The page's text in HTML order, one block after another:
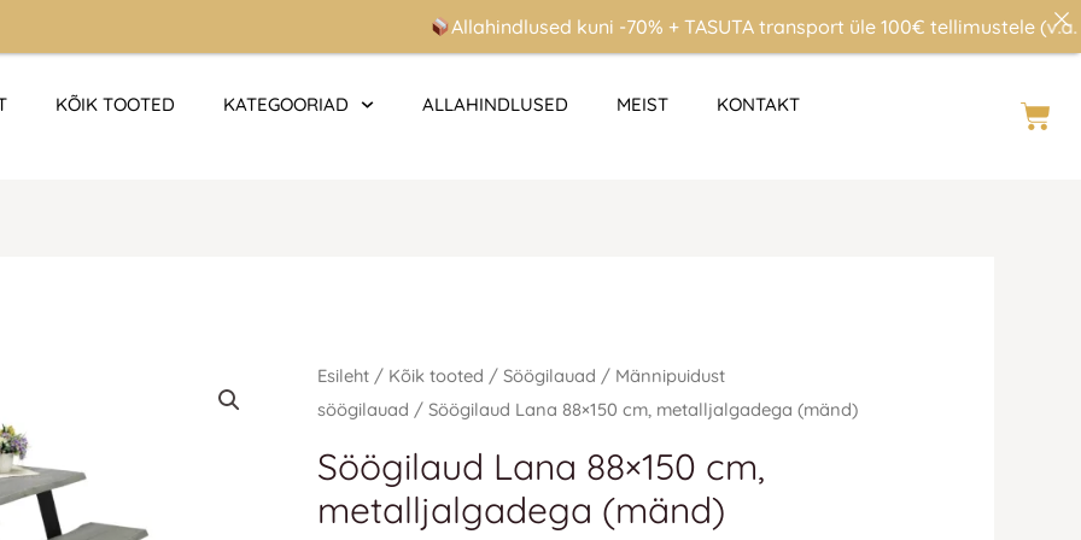
KÕIK TOOTED KATEGOORIAD ALLAHINDLUSED MEIST KONTAKT Cart
Esileht / Kõik tooted /Söögilauad / Männipuidust
söögilauad / Söögilaud Lana 88×150 cm, metalljalgadega (mänd)
Söögilaud Lana 88×150 cm,
metalljalgadega (mänd)
Söögilaud
Lana
cm,
metalljalgadega
Allahindlused kuni -70% + TASUTA transport üle 100€ tellimustele (v.a. Eesti